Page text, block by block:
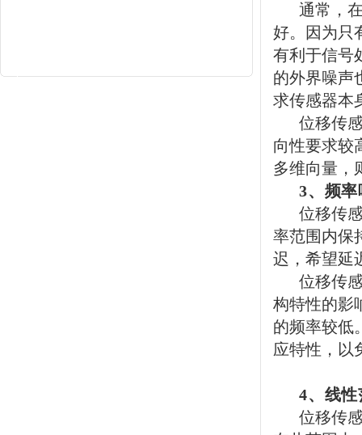
通常，
好。因为只
有利于信号
的外界噪声
求传感器本
位移传
向性要求较
多维向量，
3、频
位移传
率范围内保
迟，希望延
位移传
构特性的影
的频率较低
应特性，以
4、线
位移传